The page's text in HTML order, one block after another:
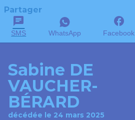
Partager
SMS WhatsApp Facebook
Sabine DE
VAUCHER-
BÉRARD
décédée le 24 mars 2025